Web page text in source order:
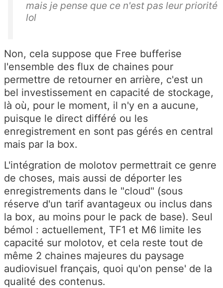
mais je pense que ce n'est pas leur priorité
lol
Non, cela suppose que Free bufferise
l'ensemble des flux de chaines pour
permettre de retourner en arrière, c'est un
bel investissement en capacité de stockage,
là où, pour le moment, il n'y en a aucune,
puisque le direct différé ou les
enregistrement en sont pas gérés en central
mais par la box.
L'intégration de molotov permettrait ce genre
de choses, mais aussi de déporter les
enregistrements dans le "cloud" (sous
réserve d'un tarif avantageux ou inclus dans
la box, au moins pour le pack de base). Seul
bémol : actuellement, TF1 et M6 limite les
capacité sur molotov, et cela reste tout de
même 2 chaines majeures du paysage
audiovisuel français, quoi qu'on pense' de la
qualité des contenus.